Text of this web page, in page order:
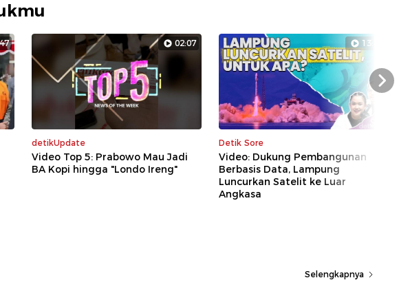
02:07
detikUpdate
Video Top 5: Prabowo Mau Jadi
BA Kopi hingga "Londo Ireng"
13:28
Detik Sore
Video: Dukung Pembangunan
Berbasis Data, Lampung
Luncurkan Satelit ke Luar
Angkasa
Next
Selengkapnya